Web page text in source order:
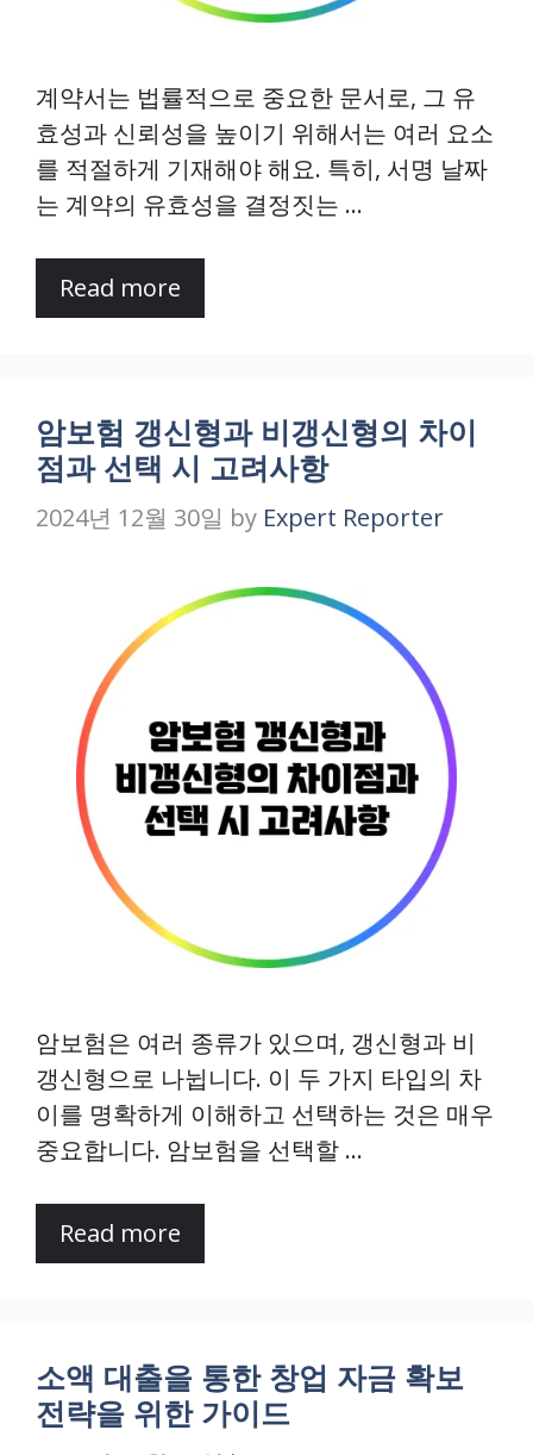
계약서는 법률적으로 중요한 문서로, 그 유
효성과 신뢰성을 높이기 위해서는 여러 요소
를 적절하게 기재해야 해요. 특히, 서명 날짜
는 계약의 유효성을 결정짓는 …
Read more
암보험 갱신형과 비갱신형의 차이
점과 선택 시 고려사항
2024년 12월 30일 by Expert Reporter
암보험은 여러 종류가 있으며, 갱신형과 비
갱신형으로 나뉩니다. 이 두 가지 타입의 차
이를 명확하게 이해하고 선택하는 것은 매우
중요합니다. 암보험을 선택할 …
Read more
소액 대출을 통한 창업 자금 확보
전략을 위한 가이드